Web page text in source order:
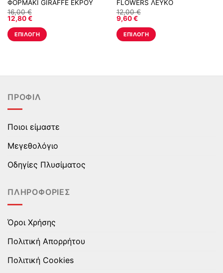
ΦΟΡΜΑΚΙ GIRAFFE ΕΚΡΟΥ
16,00€
12,80€
ΕΠΙΛΟΓΉ
έχει
παραλλαγές.
Οι
μπορούν
επιλεγούν
στη
σελίδα
προϊόντος
FLOWERS ΛΕΥΚΟ
12,00€
9,60€
ΕΠΙΛΟΓΉ
έχει
ΠΡΟΦΊΛ
Ποιοι είμαστε
Μεγεθολόγιο
Οδηγίες Πλυσίματος
ΠΛΗΡΟΦΟΡΊΕΣ
Όροι Χρήσης
Πολιτική Απορρήτου
Πολιτική Cookies